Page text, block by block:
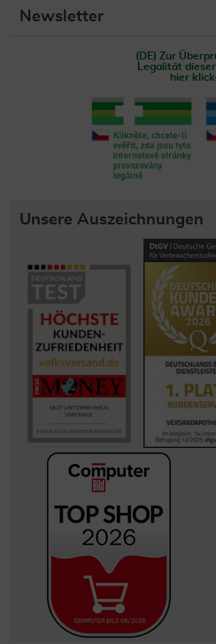
Newsletter
(DE) Zur
Legalität
hier
Unsere Auszeichnungen